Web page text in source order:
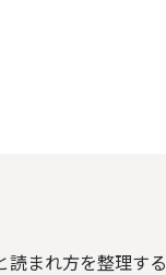
読まれ方を整理する